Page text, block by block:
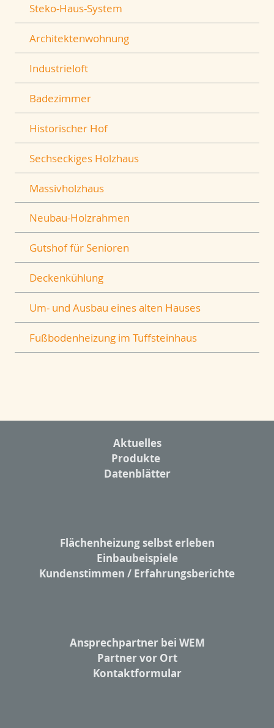
Steko-Haus-System
Architektenwohnung
Industrieloft
Badezimmer
Historischer Hof
Sechseckiges Holzhaus
Massivholzhaus
Neubau-Holzrahmen
Gutshof für Senioren
Deckenkühlung
Um- und Ausbau eines alten Hauses
Fußbodenheizung im Tuffsteinhaus
Aktuelles
Produkte
Datenblätter
Flächenheizung selbst erleben
Einbaubeispiele
Kundenstimmen / Erfahrungsberichte
Ansprechpartner bei WEM
Partner vor Ort
Kontaktformular